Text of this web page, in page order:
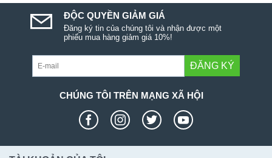
ĐỘC QUYỀN GIẢM GIÁ
Đăng ký tin của chúng tôi và nhận được một
phiếu mua hàng giảm giá 10%!
ĐĂNG KÝ
CHÚNG TÔI TRÊN MẠNG XÃ HỘI